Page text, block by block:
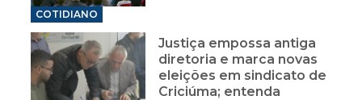
COTIDIANO
Justiça empossa antiga
diretoria e marca novas
eleições em sindicato de
Criciúma; entenda